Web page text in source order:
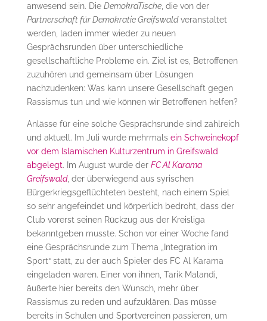
anwesend sein. Die DemokraTische, die von der
Partnerschaft für Demokratie Greifswaldveranstaltet
werden, laden immer wieder zu neuen
Gesprächsrunden über unterschiedliche
gesellschaftliche Probleme ein. Ziel ist es, Betroffenen
zuzuhören und gemeinsam über Lösungen
nachzudenken: Was kann unsere Gesellschaft gegen
Rassismus tun und wie können wir Betroffenen helfen?
Anlässe für eine solche Gesprächsrunde sind zahlreich
und aktuell. Im Juli wurde mehrmals ein Schweinekopf
vor dem Islamischen Kulturzentrum in Greifswald
abgelegt. Im August wurde der FC Al Karama
Greifswald, der überwiegend aus syrischen
Bürgerkriegsgeflüchteten besteht, nach einem Spiel
so sehr angefeindet und körperlich bedroht, dass der
Club vorerst seinen Rückzug aus der Kreisliga
bekanntgeben musste. Schon vor einer Woche fand
eine Gesprächsrunde zum Thema „Integration im
Sport“ statt, zu der auch Spieler des FC Al Karama
eingeladen waren. Einer von ihnen, Tarik Malandi,
äußerte hier bereits den Wunsch, mehr über
Rassismus zu reden und aufzuklären. Das müsse
bereits in Schulen und Sportvereinen passieren, um